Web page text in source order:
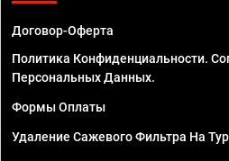
Договор-Оферта
Политика Конфиденциальности.
Персональных Данных.
Формы Оплаты
Удаление Сажевого Фильтра На